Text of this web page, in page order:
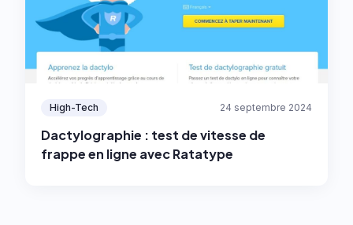
High-Tech 24 septembre 2024
Dactylographie : test de vitesse de
frappe en ligne avec Ratatype